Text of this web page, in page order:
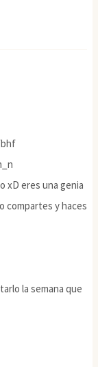
xD eres una genia
compartes y haces
la semana que